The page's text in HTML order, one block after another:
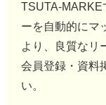
TSUTA-MARKE
ーを自動的にマ
より、良質なリ
会員登録・資料
い。